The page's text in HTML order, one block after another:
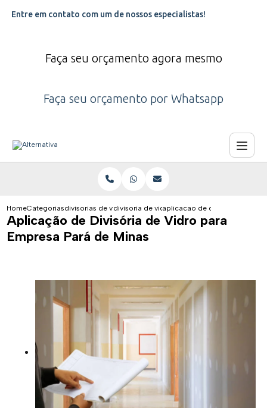
Entre em contato com um de nossos especialistas!
Faça seu orçamento agora mesmo
Faça seu orçamento por Whatsapp
HomeCategoriasdivisorias de vidrodivisoria de vidro para clinica
aplicacao de divisoria de
Aplicação de Divisória de Vidro para
Empresa Pará de Minas